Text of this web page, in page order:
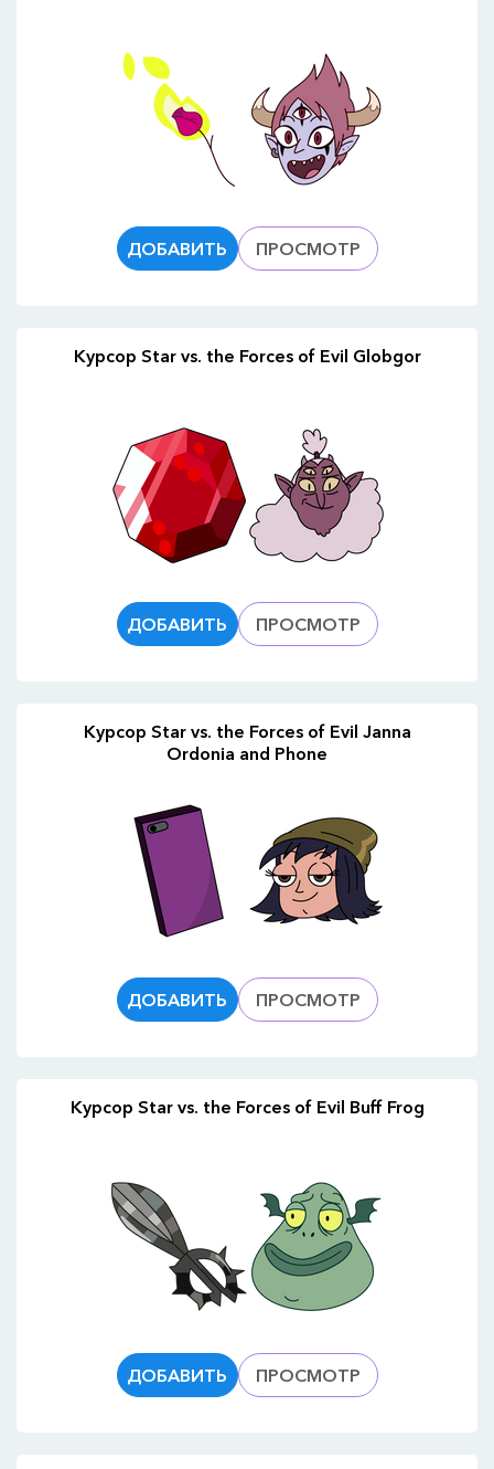
ДОБАВИТЬ ПРОСМОТР
Курсор Star vs. the Forces of Evil Globgor
ДОБАВИТЬ ПРОСМОТР
Курсор Star vs. the Forces of Evil Janna
Ordonia and Phone
ДОБАВИТЬ ПРОСМОТР
Курсор Star vs. the Forces of Evil Buff Frog
ДОБАВИТЬ ПРОСМОТР